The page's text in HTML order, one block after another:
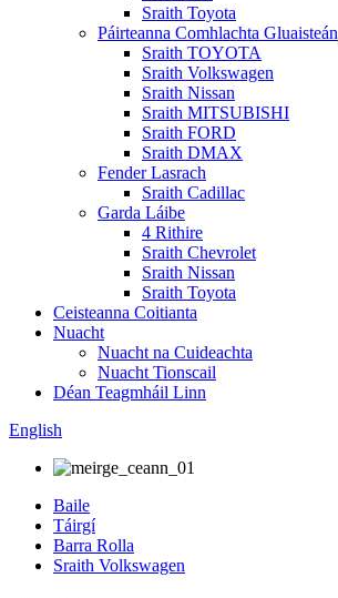
Sraith Toyota
Páirteanna Comhlachta Gluaisteán
Sraith TOYOTA
Sraith Volkswagen
Sraith Nissan
Sraith MITSUBISHI
Sraith FORD
Sraith DMAX
Fender Lasrach
Sraith Cadillac
Garda Láibe
4 Rithire
Sraith Chevrolet
Sraith Nissan
Sraith Toyota
Ceisteanna Coitianta
Nuacht
Nuacht na Cuideachta
Nuacht Tionscail
Déan Teagmháil Linn
English
Baile
Táirgí
Barra Rolla
Sraith Volkswagen